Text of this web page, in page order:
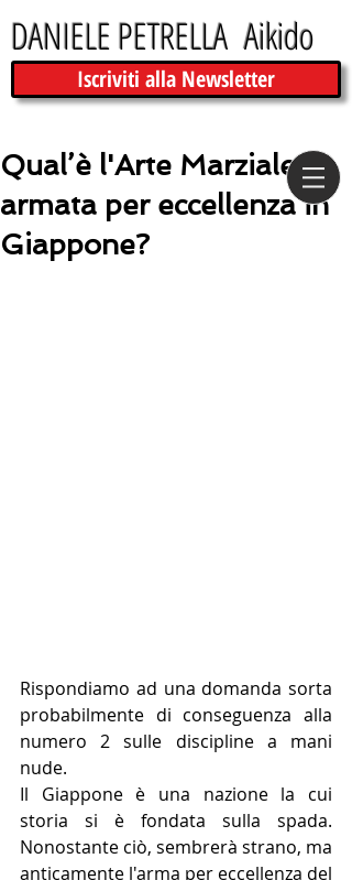
DANIELE PETRELLA Aikido
Iscriviti alla Newsletter
Qual’è l'Arte Marziale
armata per eccellenza in
Giappone?
Rispondiamo ad una domanda sorta
probabilmente di conseguenza alla
numero 2 sulle discipline a mani
nude.
Il Giappone è una nazione la cui
storia si è fondata sulla spada.
Nonostante ciò, sembrerà strano, ma
anticamente l'arma per eccellenza del